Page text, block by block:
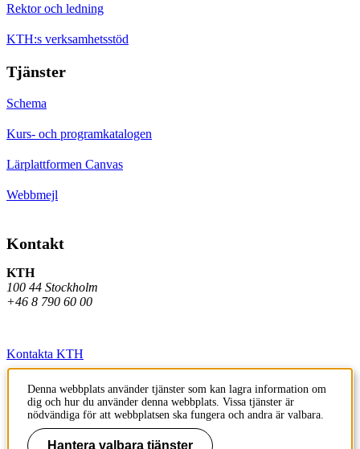
Rektor och ledning
KTH:s verksamhetsstöd
Tjänster
Schema
Kurs- och programkatalogen
Lärplattformen Canvas
Webbmejl
Kontakt
KTH
100 44 Stockholm
+46 8 790 60 00
Kontakta KTH
Jobba på KTH
Press och media
Faktura och betalning KTH
Denna webbplats använder tjänster som kan lagra information om
dig och hur du använder denna webbplats. Vissa tjänster är
nödvändiga för att webbplatsen ska fungera och andra är valbara.
Hantera valbara tjänster